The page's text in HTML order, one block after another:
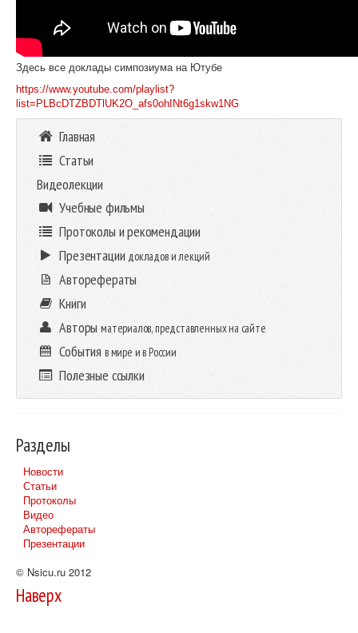
Здесь все доклады симпозиума на Ютубе
https://www.youtube.com/playlist?
list=PLBcDTZBDTlUK2O_afs0ohINt6g1skw1NG
Главная
Статьи
Видеолекции
Учебные фильмы
Протоколы и рекомендации
Презентации докладов и лекций
Авторефераты
Книги
Авторыматериалов, представленных на сайте
События в мире и в России
Полезные ссылки
Разделы
Новости
Статьи
Протоколы
Видео
Авторефераты
Презентации
© Nsicu.ru 2012
Наверх